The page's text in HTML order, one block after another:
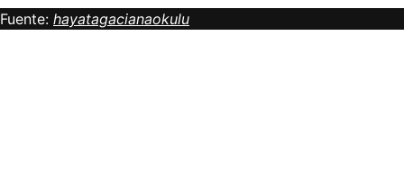
Fuente: hayatagacianaokulu